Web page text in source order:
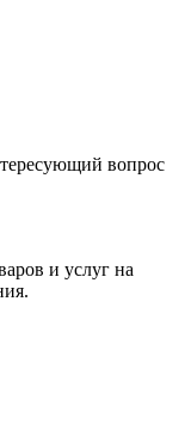
вопрос
и услуг на